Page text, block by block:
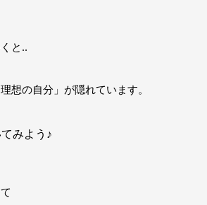
と‥
想の自分」が隠れています。
みよう♪